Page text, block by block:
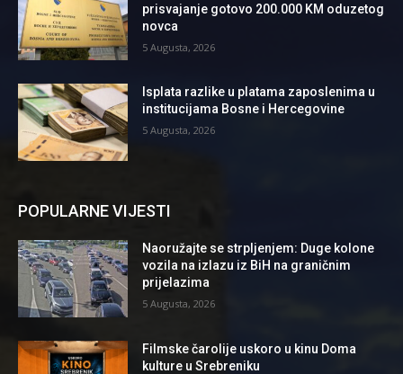
prisvajanje gotovo 200.000 KM oduzetog
novca
5 Augusta, 2026
Isplata razlike u platama zaposlenima u
institucijama Bosne i Hercegovine
5 Augusta, 2026
POPULARNE VIJESTI
Naoružajte se strpljenjem: Duge kolone
vozila na izlazu iz BiH na graničnim
prijelazima
5 Augusta, 2026
Filmske čarolije uskoro u kinu Doma
kulture u Srebreniku